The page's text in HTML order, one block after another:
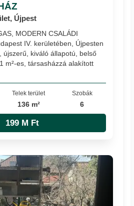
Újpest
MODERN CSALÁDI
IV. kerületében, Újpesten
újszerű, kiváló állapotú, belső
m²-es, társasházzá alakított
Telek terület
136 m²
Szobák
6
199 M Ft